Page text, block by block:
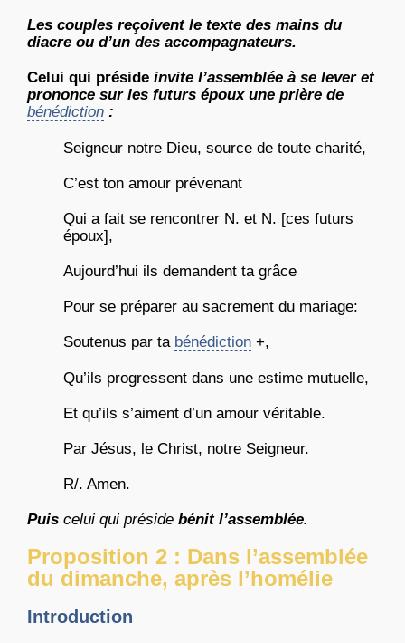
Les couples reçoivent le texte des mains du
diacre ou d’un des accompagnateurs.
Celui qui préside invite l’assemblée à se lever et
prononce sur les futurs époux une prière de
bénédiction :
Seigneur notre Dieu, source de toute charité,
C’est ton amour prévenant
Qui a fait se rencontrer N. et N. [ces futurs
époux],
Aujourd’hui ils demandent ta grâce
Pour se préparer au sacrement du mariage:
Soutenus par ta bénédiction +,
Qu’ils progressent dans une estime mutuelle,
Et qu’ils s’aiment d’un amour véritable.
Par Jésus, le Christ, notre Seigneur.
R/. Amen.
Puis celui qui préside bénit l’assemblée.
Proposition 2 : Dans l’assemblée
du dimanche, après l’homélie
Introduction